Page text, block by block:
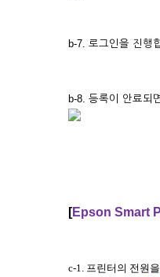
b-7. 로그인을 진행
b-8. 등록이 안료되
[Epson Smart
c-1. 프린터의 전원